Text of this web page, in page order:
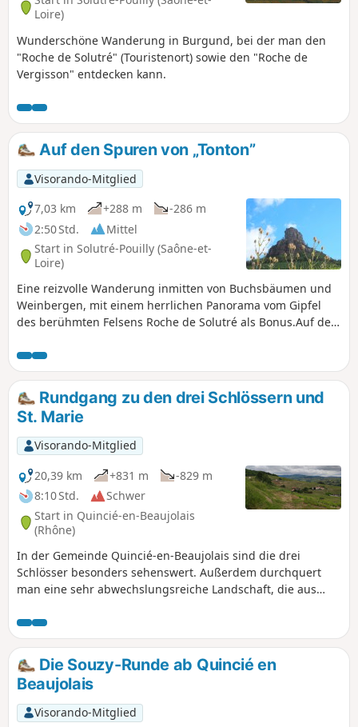
Loire)
Wunderschöne Wanderung in Burgund, bei der man den
"Roche de Solutré" (Touristenort) sowie den "Roche de
Vergisson" entdecken kann.
Auf den Spuren von „Tonton”
Visorando-Mitglied
7,03 km
+288 m
-286 m
2:50 Std.
Mittel
Start in Solutré-Pouilly (Saône-et-
Loire)
Eine reizvolle Wanderung inmitten von Buchsbäumen und
Weinbergen, mit einem herrlichen Panorama vom Gipfel
des berühmten Felsens Roche de Solutré als Bonus.Auf dem
den Touristenstrom verlassen. Es ist nicht mehr möglich,
sein Fahrzeug auf dem Parkplatz am Ausgangspunkt der
Wanderung zu parken. Es gibt andere Möglichkeiten weiter
oben.Rundgang zu den drei Schlössern und
St. Marie
Visorando-Mitglied
20,39 km
+831 m
-829 m
8:10 Std.
Schwer
Start in Quincié-en-Beaujolais
(Rhône)
In der Gemeinde Quincié-en-Beaujolais sind die drei
Schlösser besonders sehenswert. Außerdem durchquert
man eine sehr abwechslungsreiche Landschaft, die aus
der drei Schlösser ist sehr gut ausgeschildert und besteht
aus vier mehr oder weniger langen Varianten.
Die Souzy-Runde ab Quincié en
Beaujolais
Visorando-Mitglied